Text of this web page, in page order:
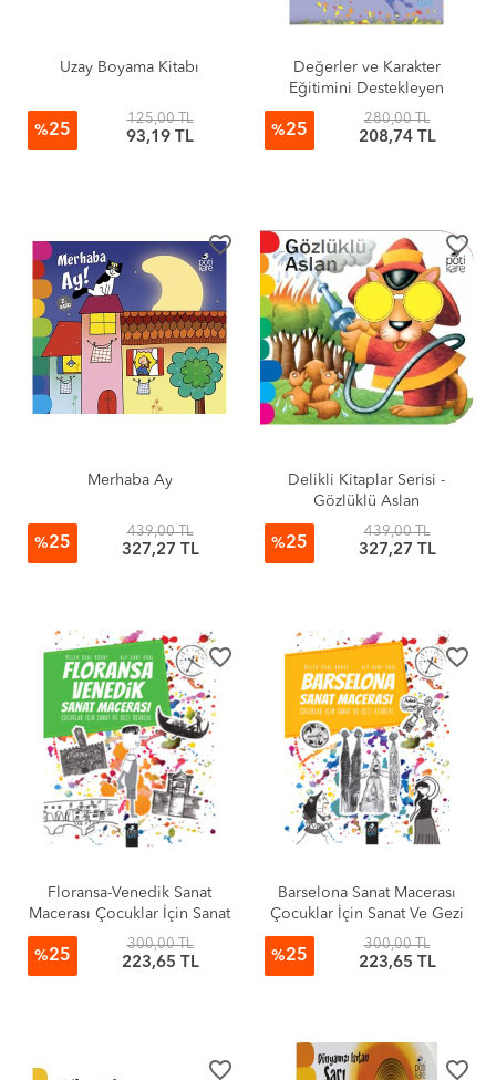
Uzay Boyama Kitabı
%25
125,00 TL
93,19 TL
Değerler ve Karakter
Eğitimini Destekleyen
Çocuk Şiirleri
%25
280,00 TL
208,74 TL
favorite_border
Merhaba Ay
%25
439,00 TL
327,27 TL
favorite_border
Delikli Kitaplar Serisi -
Gözlüklü Aslan
%25
439,00 TL
327,27 TL
favorite_border
Floransa-Venedik Sanat
Macerası Çocuklar İçin Sanat
Ve Gezi Rehberi
%25
300,00 TL
223,65 TL
favorite_border
Barselona Sanat Macerası
Çocuklar İçin Sanat Ve Gezi
Rehberi
%25
300,00 TL
223,65 TL
favorite_border favorite_border